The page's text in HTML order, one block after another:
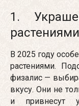
1.
растениями
В 2025 году
растениями.
физалис —
вкусу. Они не
и привнесут